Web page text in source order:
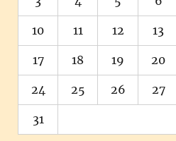
10 11 12 13
17 18 19 20
24 25 26 27
31